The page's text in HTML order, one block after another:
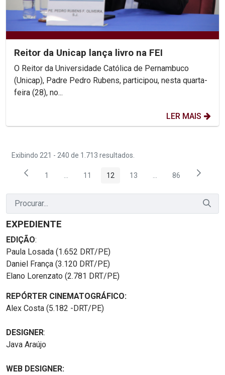
Reitor da Unicap lança livro na FEI
O Reitor da Universidade Católica de Pernambuco
(Unicap), Padre Pedro Rubens, participou, nesta quarta-
feira (28), no...
LER MAIS
Exibindo 221 - 240 de 1.713 resultados.
Página
1 Páginas intermediárias Usar ABA para navegar.
Página
11 Página
12 Página
13 PáginasPágina
86
EXPEDIENTE
EDIÇÃO:
Paula Losada (1.652 DRT/PE)
Daniel França (3.120 DRT/PE)
Elano Lorenzato (2.781 DRT/PE)
REPÓRTER CINEMATOGRÁFICO:
Alex Costa (5.182 -DRT/PE)
DESIGNER:
Java Araújo
WEB DESIGNER: